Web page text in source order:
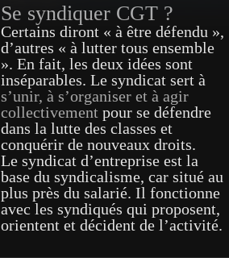
Se syndiquer CGT ?
Certains diront « à être défendu »,
d’autres « à lutter tous ensemble
». En fait, les deux idées sont
inséparables. Le syndicat sert à
s’unir, à s’organiser et à agir
collectivement pour se défendre
dans la lutte des classes et
conquérir de nouveaux droits.
Le syndicat d’entreprise est la
base du syndicalisme, car situé au
plus près du salarié. Il fonctionne
avec les syndiqués qui proposent,
orientent et décident de l’activité.